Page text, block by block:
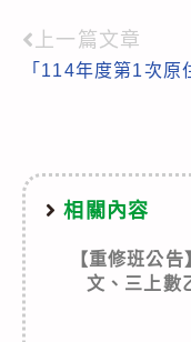
Read
more
上一篇文章
「114年度第1次原
相關內容
【重修班公
文、三上數